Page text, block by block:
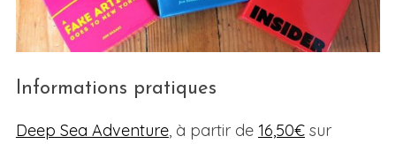
Informations pratiques
Deep Sea Adventure, à partir de 16,50€sur